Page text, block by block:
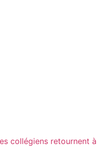
collégiens retournent à